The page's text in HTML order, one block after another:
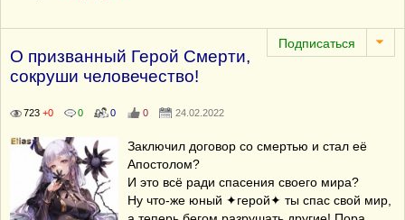
О призванный Герой Смерти,
сокруши человечество!
723 +0 0 0 0 24.02.2022
Заключил договор со смертью и стал её
Апостолом?
И это всё ради спасения своего мира?
Ну что-же юный ✦герой✦ ты спас свой мир,